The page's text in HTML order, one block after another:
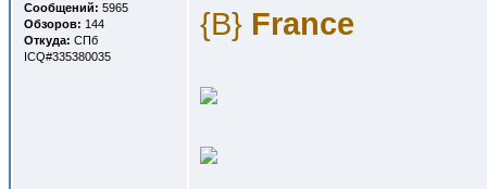
Сообщений: 5965
Обзоров: 144
Откуда: СПб
ICQ#335380035
{B} France